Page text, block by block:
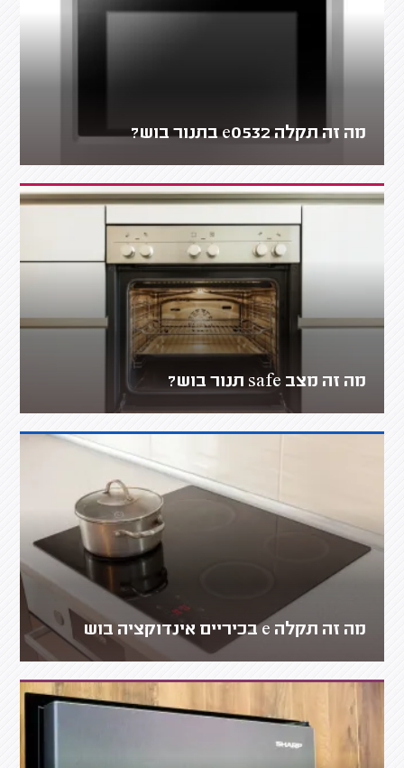
מה זה תקלה e0532 בתנור בוש?
מה זה מצב safe תנור בוש?
מה זה תקלה e בכיריים אינדוקציה בוש